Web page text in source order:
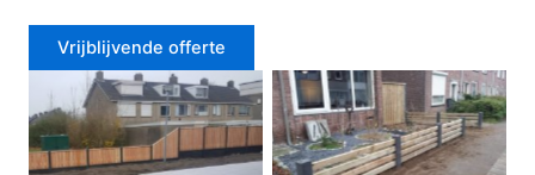
Vrijblijvende offerte
Douglas schutting Tuinhek voortuin